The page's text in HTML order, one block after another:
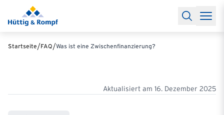
Baufinanzierung
RechnerBaufinanzierungsrechner
Anschlussfinanzierung
Partnerschaft
Partner werden
Käuferprofile 2026
Ihre Ansprechpartner
Startseite/FAQ/Was ist eine Zwischenfinanzierung?
Aktualisiert am 16. Dezember 2025